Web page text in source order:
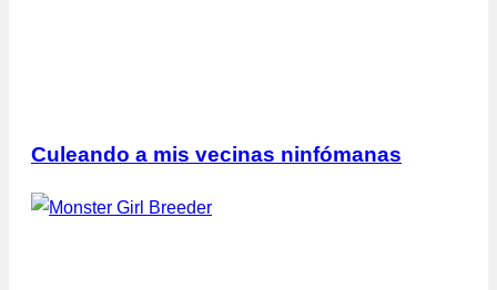
Culeando a mis vecinas ninfómanas